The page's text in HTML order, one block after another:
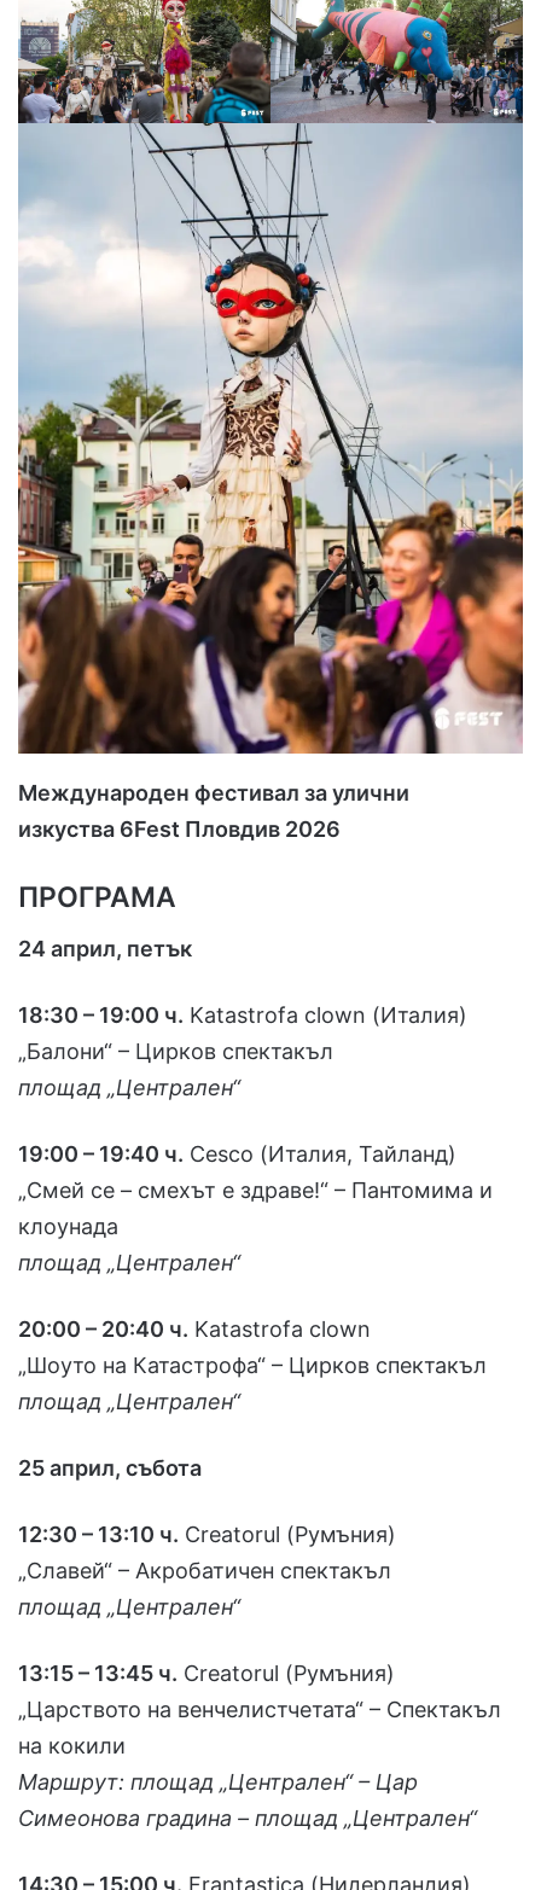
Международен фестивал за улични
изкуства 6Fest Пловдив 2026
ПРОГРАМА
24 април, петък
18:30 – 19:00 ч. Katastrofa clown (Италия)
„Балони“ – Цирков спектакъл
площад „Централен“
19:00 – 19:40 ч. Cesco (Италия, Тайланд)
„Смей се – смехът е здраве!“ – Пантомима и
клоунада
площад „Централен“
20:00 – 20:40 ч. Katastrofa clown
„Шоуто на Катастрофа“ – Цирков спектакъл
площад „Централен“
25 април, събота
12:30 – 13:10 ч. Creatorul (Румъния)
„Славей“ – Акробатичен спектакъл
площад „Централен“
13:15 – 13:45 ч. Creatorul (Румъния)
„Царството на венчелистчетата“ – Спектакъл
на кокили
Маршрут: площад „Централен“ – Цар
Симеонова градина – площад „Централен“
14:30 – 15:00 ч. Frantastica (Нидерландия)